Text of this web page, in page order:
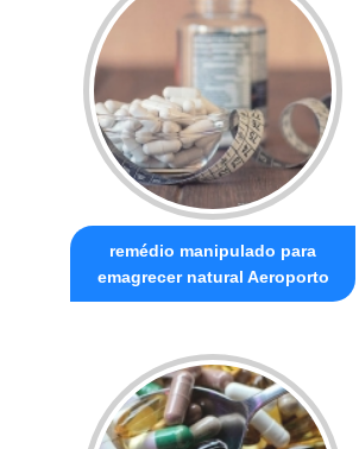
remédio manipulado para
emagrecer natural Aeroporto